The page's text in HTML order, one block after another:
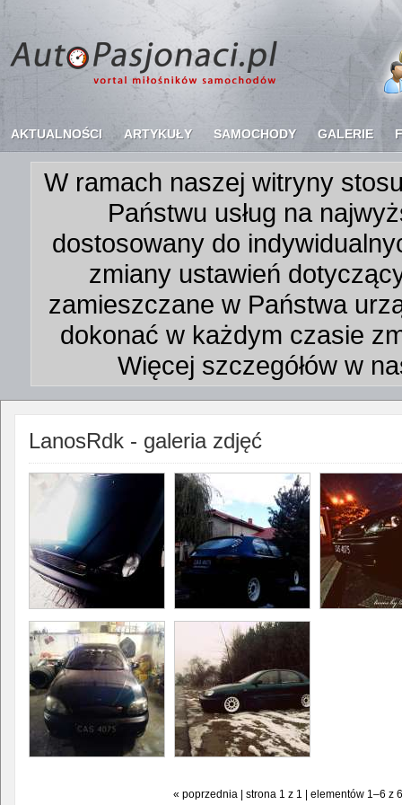
AKTUALNOŚCI ARTYKUŁY SAMOCHODY GALERIE
W ramach naszej witryny
Państwu usług na
dostosowany do
zmiany ustawień
zamieszczane w Państwa
dokonać w każdym czasie
Więcej szczegółów w
LanosRdk - galeria zdjęć
« poprzednia | strona 1 z 1 | elementów 1–6 z